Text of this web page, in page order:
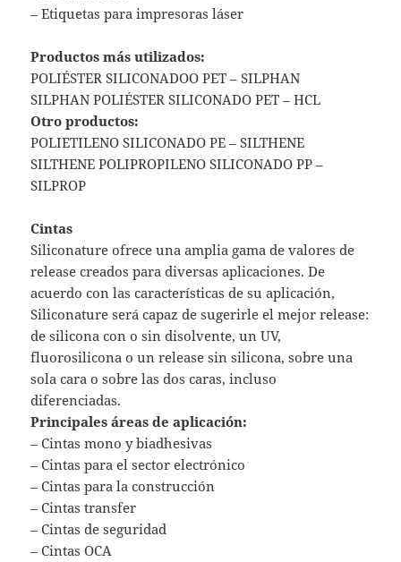
– Etiquetas para impresoras láser
Productos más utilizados:
POLIÉSTER SILICONADOO PET – SILPHAN
SILPHAN POLIÉSTER SILICONADO PET – HCL
Otro productos:
POLIETILENO SILICONADO PE – SILTHENE
SILTHENE POLIPROPILENO SILICONADO PP –
SILPROP
Cintas
Siliconature ofrece una amplia gama de valores de
release creados para diversas aplicaciones. De
acuerdo con las características de su aplicación,
Siliconature será capaz de sugerirle el mejor release:
de silicona con o sin disolvente, un UV,
fluorosilicona o un release sin silicona, sobre una
sola cara o sobre las dos caras, incluso
diferenciadas.
Principales áreas de aplicación:
– Cintas mono y biadhesivas
– Cintas para el sector electrónico
– Cintas para la construcción
– Cintas transfer
– Cintas de seguridad
– Cintas OCA